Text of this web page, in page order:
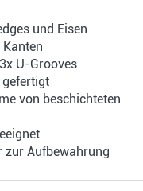
und Eisen
U-Grooves
von beschichteten
zur Aufbewahrung